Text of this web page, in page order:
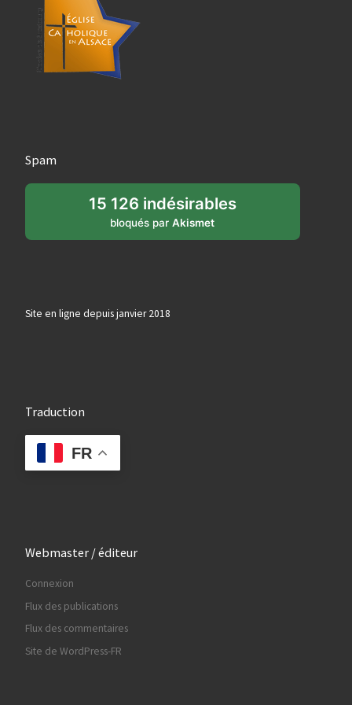
Spam
15 126 indésirables
bloqués parAkismet
Site en ligne depuis janvier 2018
Traduction
FR
Webmaster / éditeur
Connexion
Flux des publications
Flux des commentaires
Site de WordPress-FR